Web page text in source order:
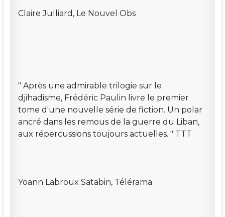
Claire Julliard, Le Nouvel Obs
" Après une admirable trilogie sur le
djihadisme, Frédéric Paulin livre le premier
tome d'une nouvelle série de fiction. Un polar
ancré dans les remous de la guerre du Liban,
aux répercussions toujours actuelles. " TTT
Yoann Labroux Satabin, Télérama